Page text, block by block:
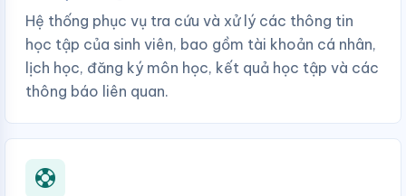
Hệ thống phục vụ tra cứu và xử lý các thông tin
học tập của sinh viên, bao gồm tài khoản cá nhân,
lịch học, đăng ký môn học, kết quả học tập và các
thông báo liên quan.